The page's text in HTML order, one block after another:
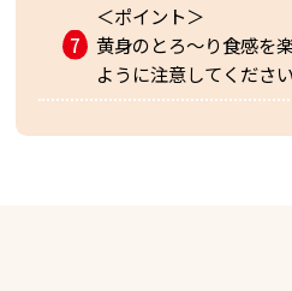
＜ポイント＞
黄身のとろ〜り食感を
ように注意してくださ